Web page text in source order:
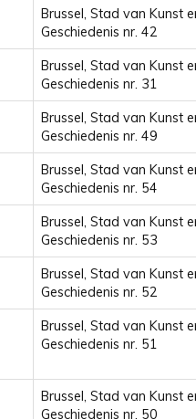
Brussel, Stad van Kunst
Geschiedenis nr. 42
Brussel, Stad van Kunst
Geschiedenis nr. 31
Brussel, Stad van Kunst
Geschiedenis nr. 49
Brussel, Stad van Kunst
Geschiedenis nr. 54
Brussel, Stad van Kunst
Geschiedenis nr. 53
Brussel, Stad van Kunst
Geschiedenis nr. 52
Brussel, Stad van Kunst
Geschiedenis nr. 51
Brussel, Stad van Kunst
Geschiedenis nr. 50